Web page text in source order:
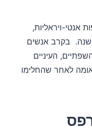
ויראליות,
בקרב אנשים
העיניים
לאחר שהחלימו